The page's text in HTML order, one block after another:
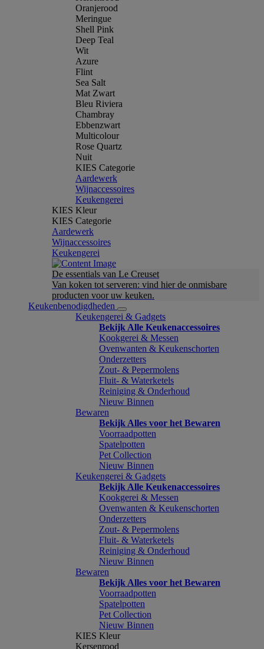
Oranjerood
Meringue
Shell Pink
Deep Teal
Wit
Azure
Flint
Sea Salt
Mat Zwart
Bleu Riviera
Chambray
Ebbenzwart
Multicolour
Rose Quartz
Nuit
KIES Categorie
Aardewerk
Wijnaccessoires
Keukengerei
KIES Kleur
KIES Categorie
Aardewerk
Wijnaccessoires
Keukengerei
De essentials van Le Creuset
Van koken tot serveren: vind hier de onmisbare
producten voor uw keuken.
Keukenbenodigdheden
Keukengerei & Gadgets
Bekijk Alle Keukenaccessoires
Kookgerei & Messen
Ovenwanten & Keukenschorten
Onderzetters
Zout- & Pepermolens
Fluit- & Waterketels
Reiniging & Onderhoud
Nieuw Binnen
Bewaren
Bekijk Alles voor het Bewaren
Voorraadpotten
Spatelpotten
Pet Collection
Nieuw Binnen
Keukengerei & Gadgets
Bekijk Alle Keukenaccessoires
Kookgerei & Messen
Ovenwanten & Keukenschorten
Onderzetters
Zout- & Pepermolens
Fluit- & Waterketels
Reiniging & Onderhoud
Nieuw Binnen
Bewaren
Bekijk Alles voor het Bewaren
Voorraadpotten
Spatelpotten
Pet Collection
Nieuw Binnen
KIES Kleur
Kersenrood